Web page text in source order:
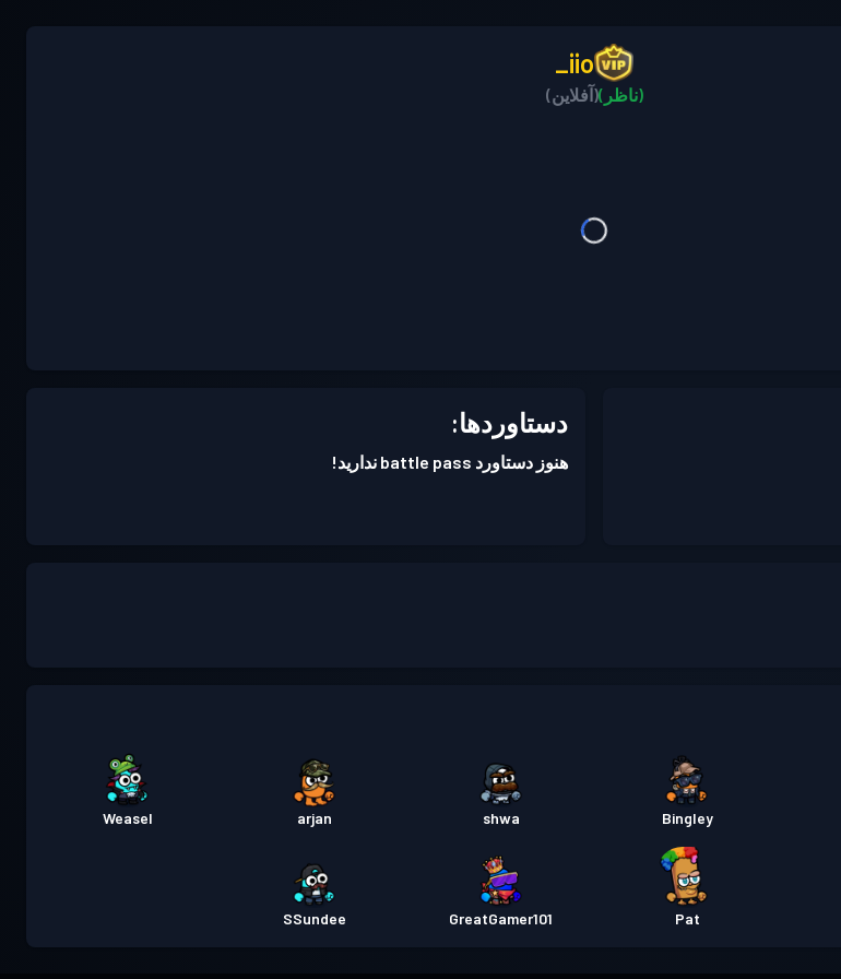
iio_
(ناظر)(آفلاین)
دستاوردها:
هنوز دستاورد battle pass ندارید!
Bingley
shwa
arjan
Weasel
Pat
GreatGamer101
SSundee